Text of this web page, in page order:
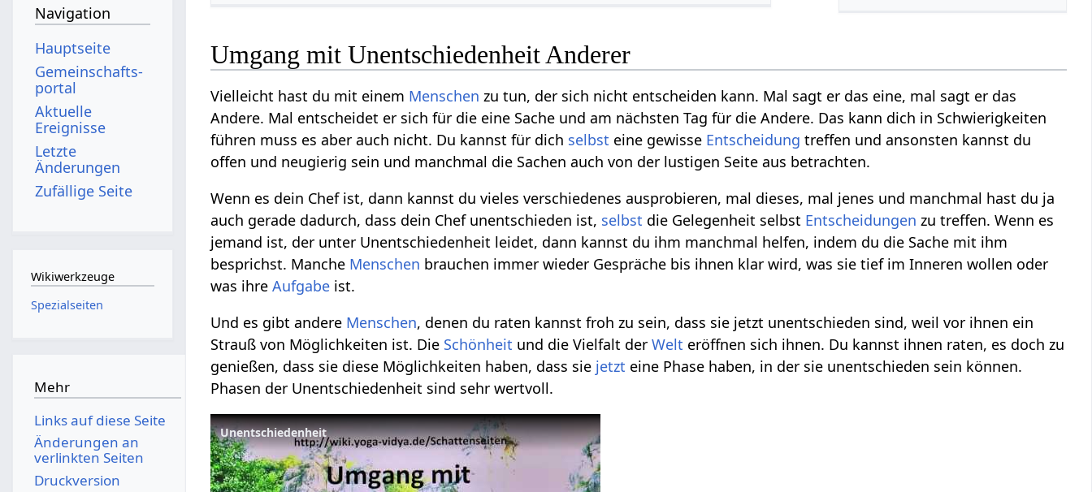
Umgang mit Unentschiedenheit Anderer
Vielleicht hast du mit einem Menschen zu tun, der sich nicht entscheiden kann. Mal sagt er das eine, mal sagt er das
Andere. Mal entscheidet er sich für die eine Sache und am nächsten Tag für die Andere. Das kann dich in Schwierigkeiten
führen muss es aber auch nicht. Du kannst für dich selbst eine gewisse Entscheidung treffen und ansonsten kannst du
offen und neugierig sein und manchmal die Sachen auch von der lustigen Seite aus betrachten.
Wenn es dein Chef ist, dann kannst du vieles verschiedenes ausprobieren, mal dieses, mal jenes und manchmal hast du ja
auch gerade dadurch, dass dein Chef unentschieden ist, selbst die Gelegenheit selbst Entscheidungen zu treffen. Wenn es
jemand ist, der unter Unentschiedenheit leidet, dann kannst du ihm manchmal helfen, indem du die Sache mit ihm
besprichst. Manche Menschen brauchen immer wieder Gespräche bis ihnen klar wird, was sie tief im Inneren wollen oder
was ihreAufgabe ist.
Und es gibt andere Menschen, denen du raten kannst froh zu sein, dass sie jetzt unentschieden sind, weil vor ihnen ein
Strauß von Möglichkeiten ist. Die Schönheit und die Vielfalt derWelt eröffnen sich ihnen. Du kannst ihnen raten, es doch zu
genießen, dass sie diese Möglichkeiten haben, dass sie jetzt eine Phase haben, in der sie unentschieden sein können.
Phasen der Unentschiedenheit sind sehr wertvoll.
Unentschiedenheit
Navigation
Hauptseite
Gemeinschafts­
portal
Aktuelle
Ereignisse
Letzte
Änderungen
Zufällige Seite
Wikiwerkzeuge
Spezialseiten
Mehr
Links auf diese Seite
Änderungen an
verlinkten Seiten
Druckversion